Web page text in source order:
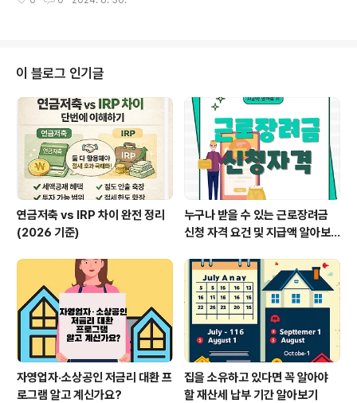
이 하나도 빠짐없이 준비될 거예요! 😊1. 여행지 선택하기
산, 혹은 하와이 같은 곳을 추천드려요. 산을 좋아하신다면
설악산이나 알프스를 고려해보세요.2. 숙소 예약하기 🏨여
행지가 결정되면 숙소를 예약해야겠죠? 인기 있는 여행지
일수록 미리 예약하는 것이 좋아요. 요즘은 에어비앤비, 부
킹닷컴 같은 앱을 통해 쉽게 예약할 수 있답니다. 자신이 원
하는 스타일의 숙소를 꼼..
이 블로그 인기글
연금저축 vs IRP 차이 완전 정리
(2026 기준)
누구나 받을 수 있는 근로장려금
신청 자격 요건 및 지급액 알아보
자영업자·소상공인 저금리 대환 프
로그램 알고 계신가요?
집을 소유하고 있다면 꼭 알아야
할 재산세 납부 기간 알아보기